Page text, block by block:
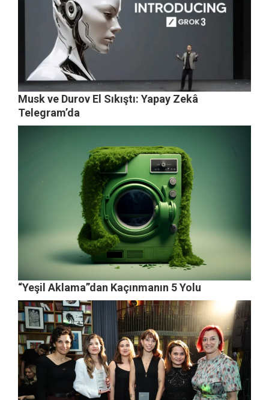
Musk ve Durov El Sıkıştı: Yapay Zekâ
Telegram’da
“Yeşil Aklama”dan Kaçınmanın 5 Yolu